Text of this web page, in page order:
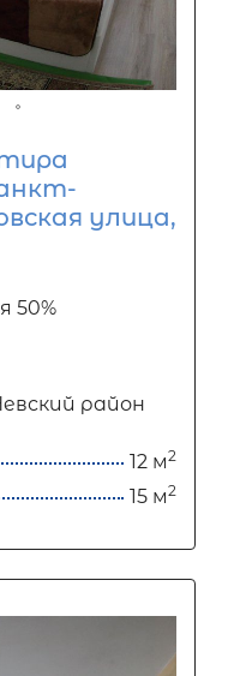
улица,
50%
район
12 м2
15 м2